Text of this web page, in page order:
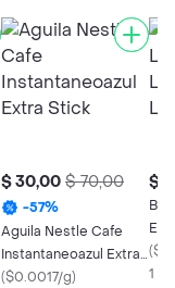
$ 30,00 $ 70,00
-57%
Aguila Nestle Cafe
Instantaneoazul Extra
Stick
($0.0017/g)
$
(
1 X